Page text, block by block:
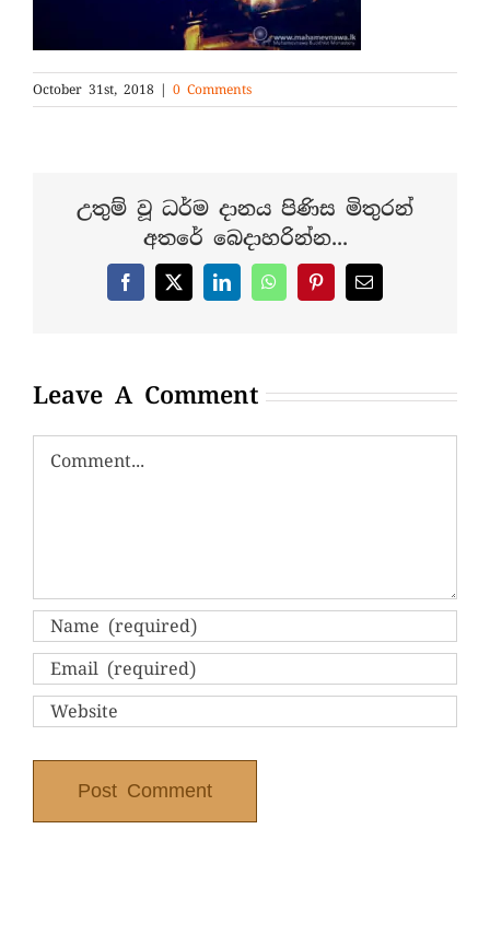
October 31st, 2018 | 0 Comments
උතුම් වූ ධර්ම දානය පිණිස මිතුරන්
අතරේ බෙදාහරින්න...
Facebook
X LinkedInWhatsAppPinterestEmail
Leave A Comment
Comment